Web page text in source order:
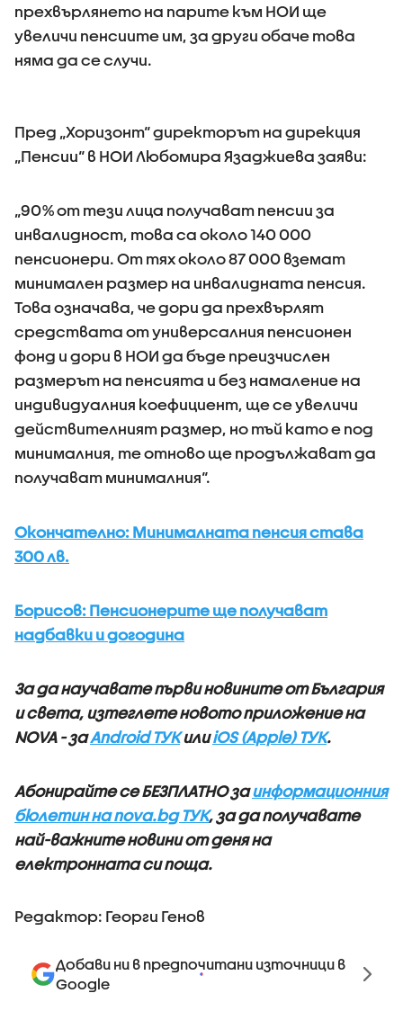
прехвърлянето на парите към НОИ ще
увеличи пенсиите им, за други обаче това
няма да се случи.
Пред „Хоризонт“ директорът на дирекция
„Пенсии“ в НОИ Любомира Язаджиева заяви:
„90% от тези лица получават пенсии за
инвалидност, това са около 140 000
пенсионери. От тях около 87 000 вземат
минимален размер на инвалидната пенсия.
Това означава, че дори да прехвърлят
средствата от универсалния пенсионен
фонд и дори в НОИ да бъде преизчислен
размерът на пенсията и без намаление на
индивидуалния коефициент, ще се увеличи
действителният размер, но тъй като е под
минималния, те отново ще продължават да
получават минималния“.
Окончателно: Минималната пенсия става
300 лв.
Борисов: Пенсионерите ще получават
надбавки и догодина
За да научавате първи новините от България
и света, изтеглете новото приложение на
NOVA - заAndroid ТУКилиiOS (Apple) ТУК.
Абонирайте се БЕЗПЛАТНО заинформационния
бюлетин на nova.bg ТУК, за да получавате
най-важните новини от деня на
електронната си поща.
Редактор: Георги Генов
Добави ни в предпочитани източници в
Google